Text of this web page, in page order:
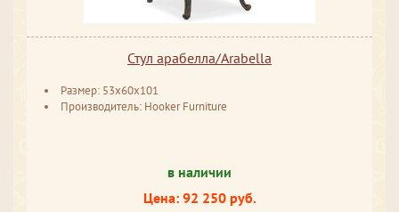
Стул арабелла/Arabella
Размер: 53x60x101
Производитель: Hooker Furniture
в наличии
Цена: 92 250 руб.